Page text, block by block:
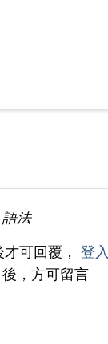
法
可回覆， 登入
後，方可留言